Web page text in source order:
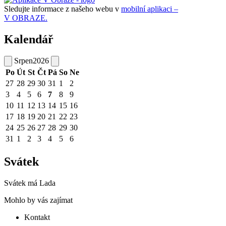
Sledujte informace z našeho webu v mobilní aplikaci –
V OBRAZE.
Kalendář
Srpen2026
Po Út St Čt Pá So Ne
27 28 29 30 31 1
2
3
4 5 6 7 8
9
10 11 12 13 14 15 16
17 18 19 20 21 22 23
24 25 26 27 28 29 30
31 1 2 3 4 5 6
Svátek
Svátek má Lada
Mohlo by vás zajímat
Kontakt